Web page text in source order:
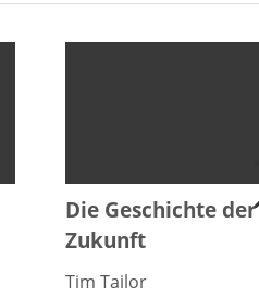
Die Geschichte der
Zukunft
Tim Tailor